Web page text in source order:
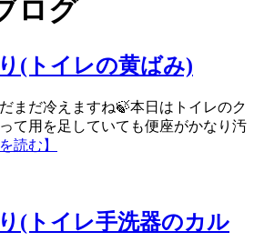
(トイレの黄ばみ)
まだ冷えますね🍃本日はトイレのク
て用を足していても便座がかなり汚
読む】
(トイレ手洗器のカル